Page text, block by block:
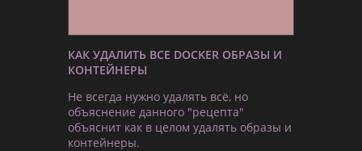
КАК УДАЛИТЬ ВСЕ DOCKER ОБРАЗЫ И
КОНТЕЙНЕРЫ
Не всегда нужно удалять всё, но
объяснение данного "рецепта"
объяснит как в целом удалять образы и
контейнеры.